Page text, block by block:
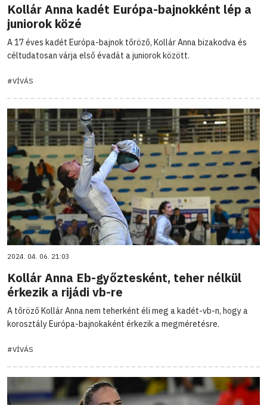
Kollár Anna kadét Európa-bajnokként lép a
juniorok közé
A 17 éves kadét Európa-bajnok tőröző, Kollár Anna bizakodva és
céltudatosan várja első évadát a juniorok között.
#VÍVÁS
2024. 04. 06. 21:03
Kollár Anna Eb-győztesként, teher nélkül
érkezik a rijádi vb-re
A tőröző Kollár Anna nem teherként éli meg a kadét-vb-n, hogy a
korosztály Európa-bajnokaként érkezik a megméretésre.
#VÍVÁS